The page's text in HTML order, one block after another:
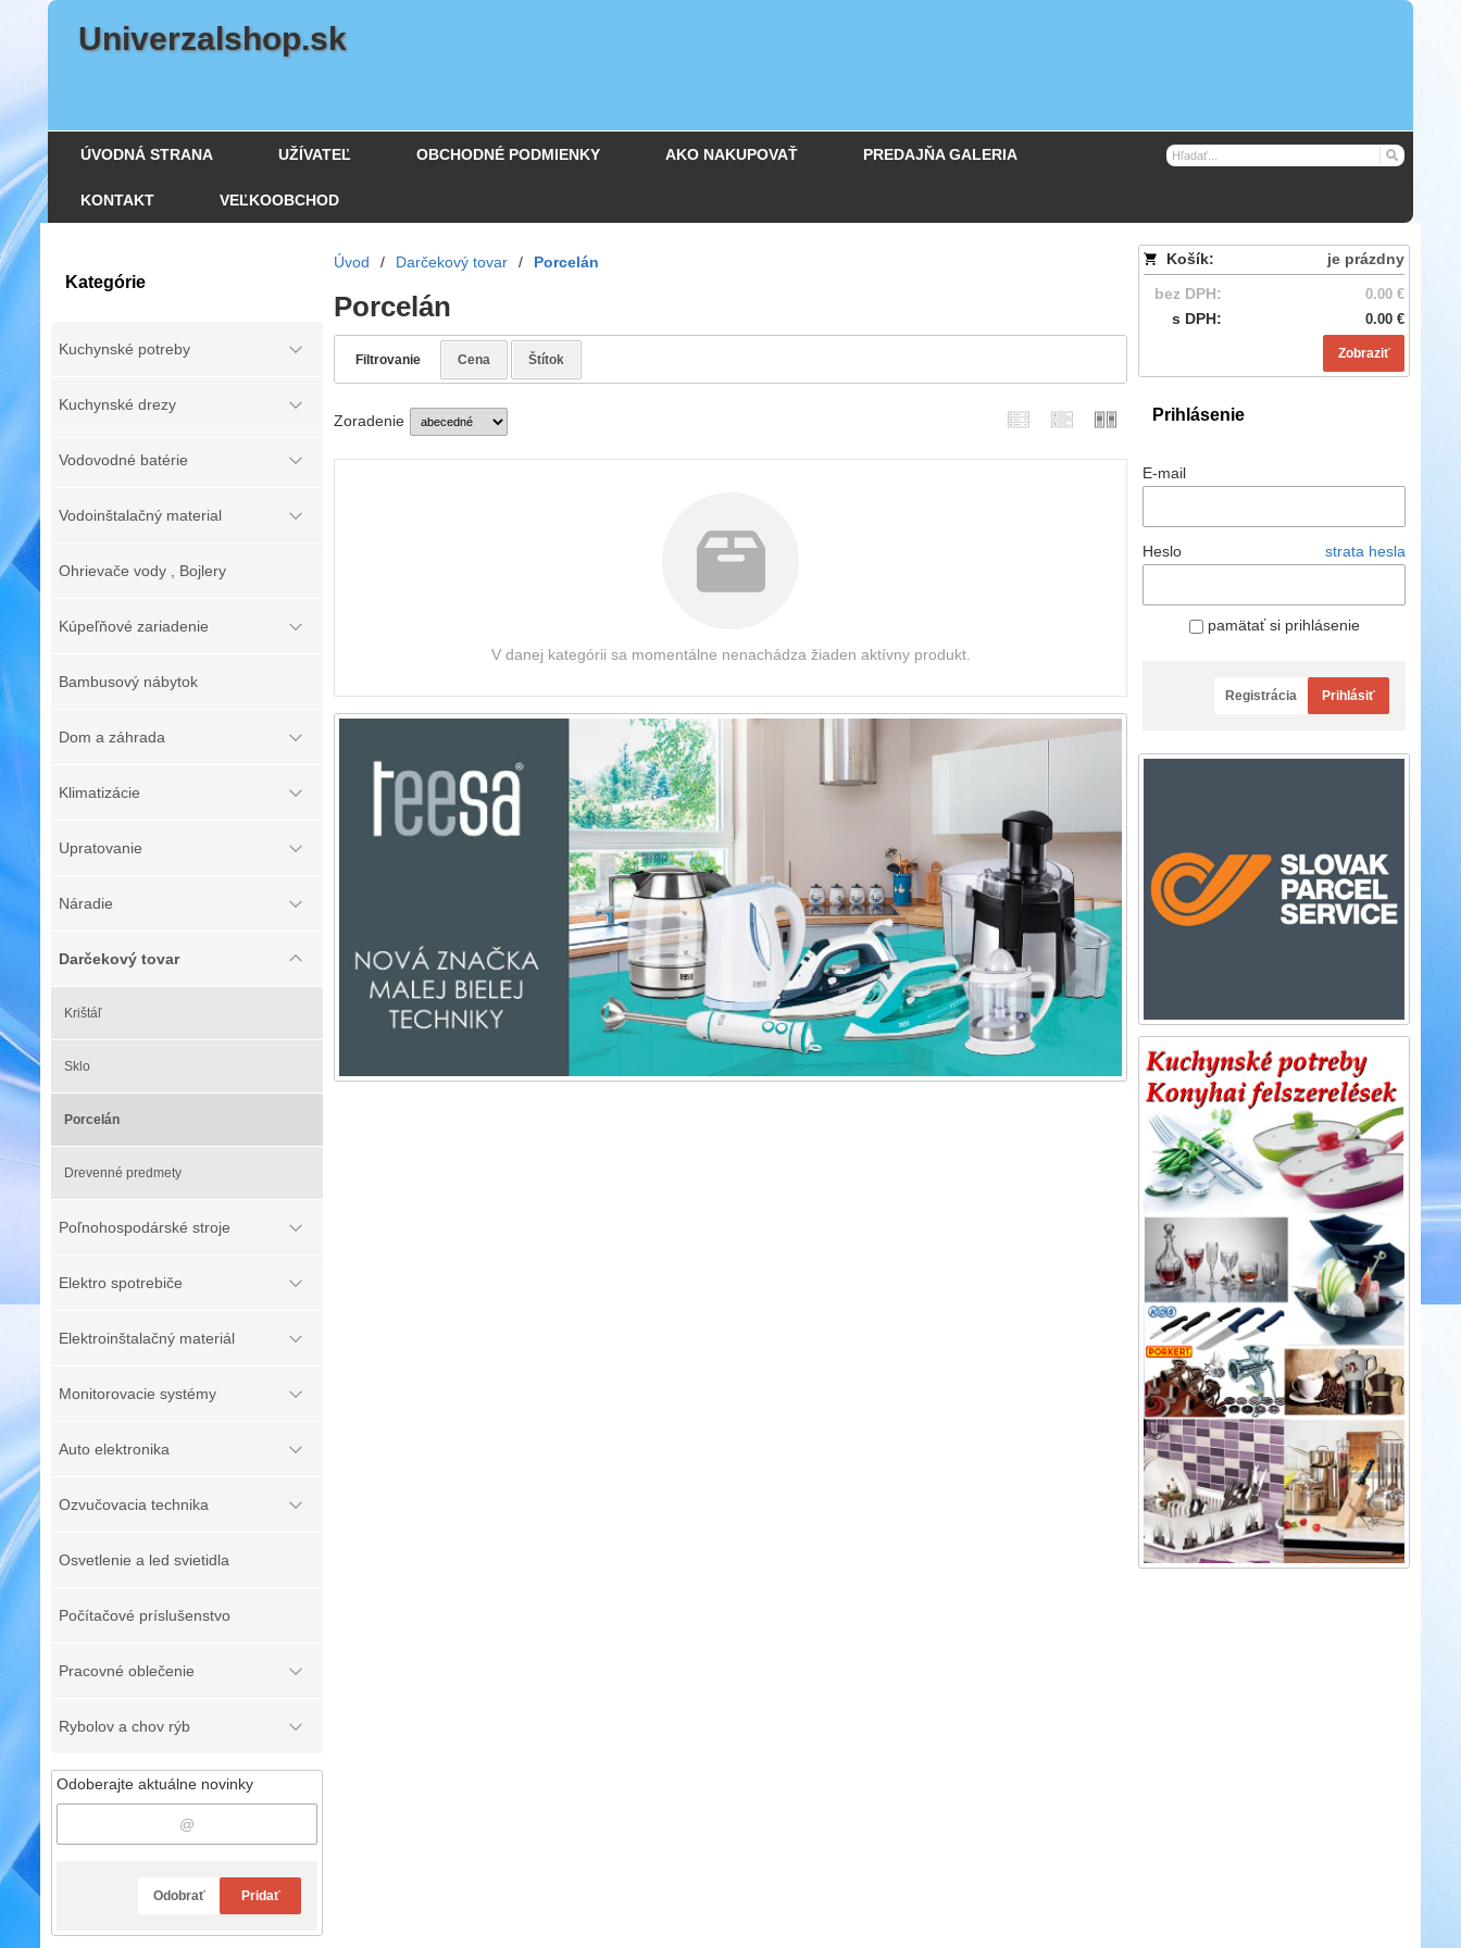
Univerzalshop.sk
ÚVODNÁ STRANA UŽÍVATEĽ OBCHODNÉ PODMIENKY AKO NAKUPOVAŤ PREDAJŇA GALERIA
KONTAKT VEĽKOOBCHOD
Kategórie
Kuchynské potreby
Kuchynské drezy
Vodovodné batérie
Vodoinštalačný material
Ohrievače vody , Bojlery
Kúpeľňové zariadenie
Bambusový nábytok
Dom a záhrada
Klimatizácie
Upratovanie
Náradie
Darčekový tovar
Krištáľ
Sklo
Porcelán
Drevenné predmety
Poľnohospodárské stroje
Elektro spotrebiče
Elektroinštalačný materiál
Monitorovacie systémy
Auto elektronika
Ozvučovacia technika
Osvetlenie a led svietidla
Počítačové príslušenstvo
Pracovné oblečenie
Rybolov a chov rýb
Odoberajte aktuálne novinky
Odobrať Pridať
Košík:
je prázdny
bez DPH:
0.00 €
s DPH: 0.00 €
Zobraziť
Prihlásenie
E-mail
Heslo strata hesla
pamätať si prihlásenie
Registrácia Prihlásiť
Úvod / Darčekový tovar / Porcelán
Porcelán
Filtrovanie Cena Štítok
Zoradenie
V danej kategórii sa momentálne nenachádza žiaden aktívny produkt.